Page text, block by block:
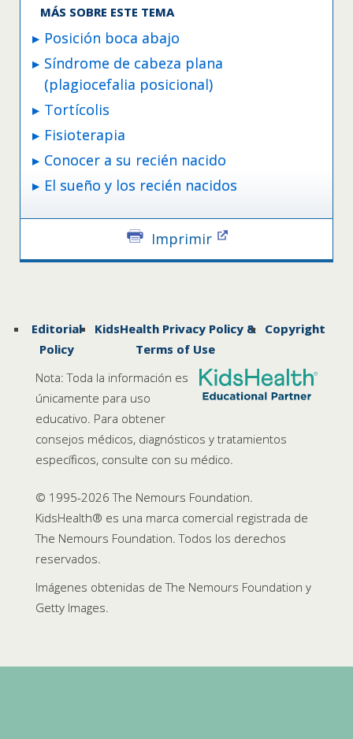
MÁS SOBRE ESTE TEMA
Posición boca abajo
Síndrome de cabeza plana
(plagiocefalia posicional)
Tortícolis
Fisioterapia
Conocer a su recién nacido
El sueño y los recién nacidos
Imprimir
Editorial
Policy
KidsHealth Privacy Policy &
Terms of Use
Copyright
Nota: Toda la información es
únicamente para uso
educativo. Para obtener
consejos médicos, diagnósticos y tratamientos
específicos, consulte con su médico.
© 1995-2026 The Nemours Foundation.
KidsHealth® es una marca comercial registrada de
The Nemours Foundation. Todos los derechos
reservados.
Imágenes obtenidas de The Nemours Foundation y
Getty Images.